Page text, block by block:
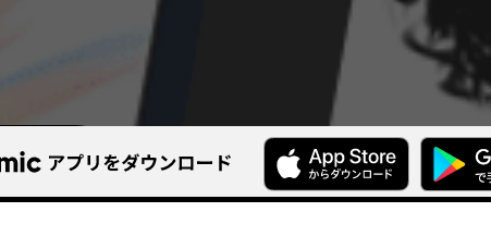
アカツキが手がけるウェ